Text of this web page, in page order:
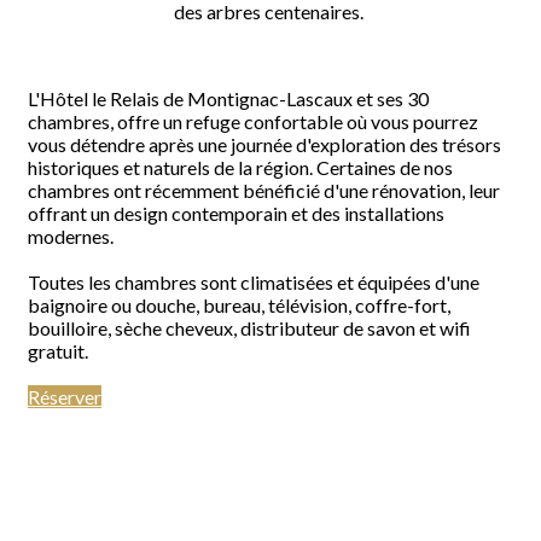
des arbres centenaires.
L'Hôtel le Relais de Montignac-Lascaux et ses 30
chambres, offre un refuge confortable où vous pourrez
vous détendre après une journée d'exploration des trésors
historiques et naturels de la région.Certaines de nos
chambres ont récemment bénéficié d'une rénovation, leur
offrant un design contemporain et des installations
modernes.
Toutes les chambres sont climatisées et équipées d'une
baignoire ou douche, bureau, télévision, coffre-fort,
bouilloire, sèche cheveux, distributeur de savon et wifi
gratuit.
Réserver